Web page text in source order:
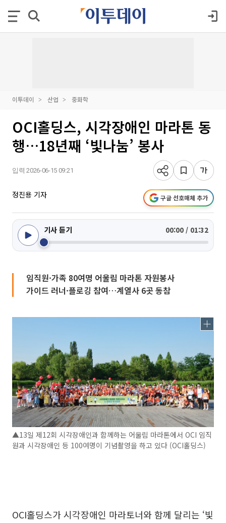
이투데이 산업 중화학
OCI홀딩스, 시각장애인 마라톤 동
행…18년째 ‘빛나눔’ 봉사
입력 2026-06-15 09:21
정진용 기자 구글 선호매체 추가
기사 듣기 00:00 / 01:32
임직원·가족 80여명 어울림 마라톤 자원봉사
가이드 러너·플로깅 참여…계열사 6곳 동참
▲13일 제12회 시각장애인과 함께하는 어울림 마라톤에서 OCI 임직
원과 시각장애인 등 100여명이 기념촬영을 하고 있다 (OCI홀딩스)
OCI홀딩스가 시각장애인 마라토너와 함께 달리는 ‘빛